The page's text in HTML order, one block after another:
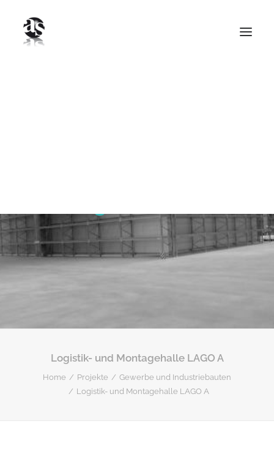
Logistik- und Montagehalle LAGO A
Home Projekte
Gewerbe und Industriebauten
Logistik- und Montagehalle LAGO A